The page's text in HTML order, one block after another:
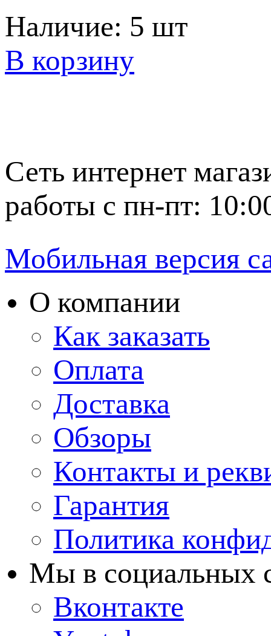
Наличие: 5 шт
В корзину
Сеть интернет
работы с пн-пт:
Мобильная версия
О компании
Как заказать
Оплата
Доставка
Обзоры
Контакты и
Гарантия
Политика
Мы в cоциальных
Вконтакте